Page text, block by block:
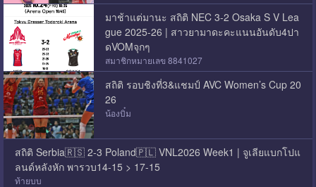
มาช้าแต่มานะ สถิติ NEC 3-2 Osaka S V Lea
gue 2025-26 | สาวยามาดะคะแนนอันดับ4ปา
ดVOMจุกๆ
สมาชิกหมายเลข 8841027
สถิติ รอบชิงที่3&แชมป์ AVC Women’s Cup 20
26
น้องบิ๋ม
สถิติ Serbia🇷🇸 2-3 Poland🇵🇱 VNL2026 Week1 | จูเลียแบกโปแ
ลนด์หลังหัก พารวบ14-15 > 17-15
ท้ายบบ